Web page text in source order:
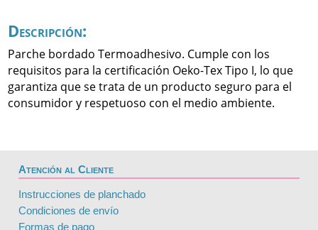
Descripción:
Parche bordado Termoadhesivo. Cumple con los
requisitos para la certificación Oeko-Tex Tipo I, lo que
garantiza que se trata de un producto seguro para el
consumidor y respetuoso con el medio ambiente.
Atención al Cliente
Instrucciones de planchado
Condiciones de envío
Formas de pago